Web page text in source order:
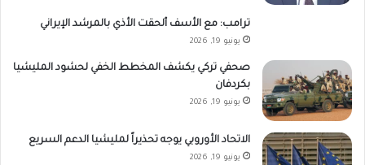
ترامب: مع الأسف ألحقت الأذي بالمرشد الإيراني
يونيو 19, 2026
صحفي تركي يكشف المخطط الخفي لحشود المليشيا
بكردفان
يونيو 19, 2026
الاتحاد الأوروبي يوجه تحذيراً لمليشيا الدعم السريع
يونيو 19, 2026